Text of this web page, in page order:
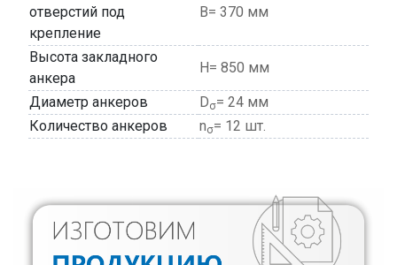
отверстий под
крепление
В= 370 мм
Высота закладного
анкера
H= 850 мм
Диаметр анкеров Dσ= 24 мм
Количество анкеров
nσ= 12 шт.